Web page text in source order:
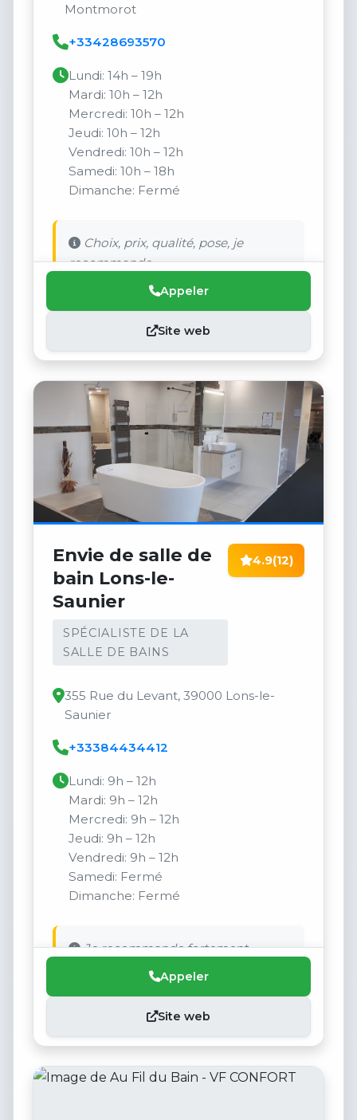
Montmorot
+33428693570
Lundi: 14h – 19h
Mardi: 10h – 12h
Mercredi: 10h – 12h
Jeudi: 10h – 12h
Vendredi: 10h – 12h
Samedi: 10h – 18h
Dimanche: Fermé
Choix, prix, qualité, pose, je
recommande.
Appeler
Site web
Envie de salle de
bain Lons-le-
Saunier
SPÉCIALISTE DE LA
SALLE DE BAINS
4.9(12)
355 Rue du Levant, 39000 Lons-le-
Saunier
+33384434412
Lundi: 9h – 12h
Mardi: 9h – 12h
Mercredi: 9h – 12h
Jeudi: 9h – 12h
Vendredi: 9h – 12h
Samedi: Fermé
Dimanche: Fermé
Je recommande fortement.
Appeler
Site web